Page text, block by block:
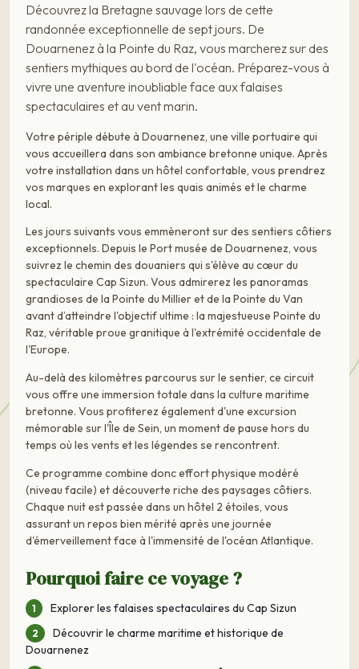
Découvrez la Bretagne sauvage lors de cette
randonnée exceptionnelle de sept jours. De
Douarnenez à la Pointe du Raz, vous marcherez sur des
sentiers mythiques au bord de l'océan. Préparez-vous à
vivre une aventure inoubliable face aux falaises
spectaculaires et au vent marin.
Votre périple débute à Douarnenez, une ville portuaire qui
vous accueillera dans son ambiance bretonne unique. Après
votre installation dans un hôtel confortable, vous prendrez
vos marques en explorant les quais animés et le charme
local.
Les jours suivants vous emmèneront sur des sentiers côtiers
exceptionnels. Depuis le Port musée de Douarnenez, vous
suivrez le chemin des douaniers qui s'élève au cœur du
spectaculaire Cap Sizun. Vous admirerez les panoramas
grandioses de la Pointe du Millier et de la Pointe du Van
avant d’atteindre l'objectif ultime : la majestueuse Pointe du
Raz, véritable proue granitique à l'extrémité occidentale de
l'Europe.
Au-delà des kilomètres parcourus sur le sentier, ce circuit
vous offre une immersion totale dans la culture maritime
bretonne. Vous profiterez également d'une excursion
mémorable sur l'Île de Sein, un moment de pause hors du
temps où les vents et les légendes se rencontrent.
Ce programme combine donc effort physique modéré
(niveau facile) et découverte riche des paysages côtiers.
Chaque nuit est passée dans un hôtel 2 étoiles, vous
assurant un repos bien mérité après une journée
d'émerveillement face à l'immensité de l'océan Atlantique.
Pourquoi faire ce voyage ?
Explorer les falaises spectaculaires du Cap Sizun
Découvrir le charme maritime et historique de
Douarnenez